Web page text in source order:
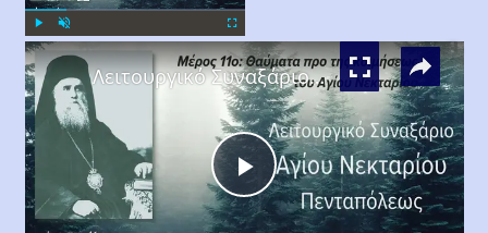
Play Unmute Fullscreen ×
Play
Λειτουργικό Συναξάριο Αγίου Νεκταρίου Πενταπόλεως Μέρος 11ο